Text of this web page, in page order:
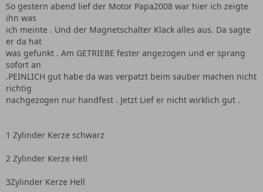
So gestern abend lief der Motor Papa2008 war hier ich zeigte
ihn was
ich meinte . Und der Magnetschalter Klack alles aus. Da sagte
er da hat
was gefunkt . Am GETRIEBE fester angezogen und er sprang
sofort an
.PEINLICH gut habe da was verpatzt beim sauber machen nicht
richtig
nachgezogen nur handfest . Jetzt Lief er nicht wirklich gut .
1 Zylinder Kerze schwarz
2 Zylinder Kerze Hell
3Zylinder Kerze Hell